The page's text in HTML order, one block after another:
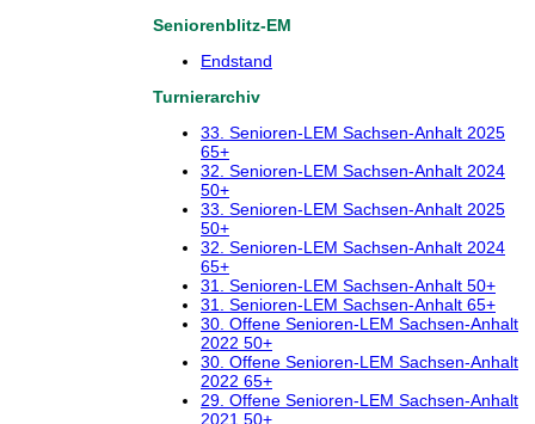
Seniorenblitz-EM
Endstand
Turnierarchiv
33. Senioren-LEM Sachsen-Anhalt 2025
65+
32. Senioren-LEM Sachsen-Anhalt 2024
50+
33. Senioren-LEM Sachsen-Anhalt 2025
50+
32. Senioren-LEM Sachsen-Anhalt 2024
65+
31. Senioren-LEM Sachsen-Anhalt 50+
31. Senioren-LEM Sachsen-Anhalt 65+
30. Offene Senioren-LEM Sachsen-Anhalt
2022 50+
30. Offene Senioren-LEM Sachsen-Anhalt
2022 65+
29. Offene Senioren-LEM Sachsen-Anhalt
2021 50+